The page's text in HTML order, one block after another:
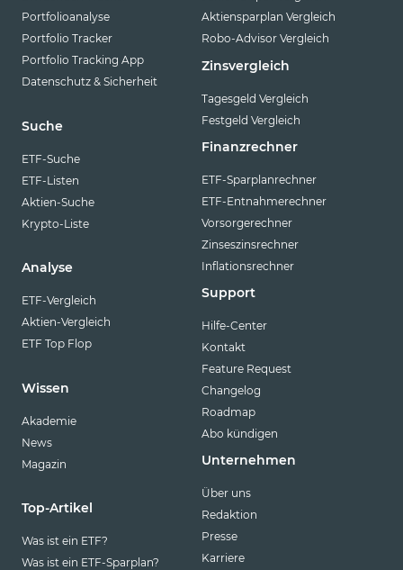
VanEck
Vanguard
WisdomTree
XACT
Xtrackers
Portfolioanalyse
Portfolio Tracker
Portfolio Tracking App
Datenschutz & Sicherheit
Suche
ETF-Suche
ETF-Listen
Aktien-Suche
Krypto-Liste
Analyse
ETF-Vergleich
Aktien-Vergleich
ETF Top Flop
Wissen
Akademie
News
Magazin
Top-Artikel
Was ist ein ETF?
Was ist ein ETF-Sparplan?
Aktiensparplan Vergleich
Robo-Advisor Vergleich
Zinsvergleich
Tagesgeld Vergleich
Festgeld Vergleich
Finanzrechner
ETF-Sparplanrechner
ETF-Entnahmerechner
Vorsorgerechner
Zinseszinsrechner
Inflationsrechner
Support
Hilfe-Center
Kontakt
Feature Request
Changelog
Roadmap
Abo kündigen
Unternehmen
Über uns
Redaktion
Presse
Karriere